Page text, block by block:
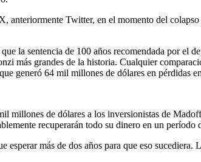
la sentencia de 100 años recomendada por el
más grandes de la historia. Cualquier
generó 64 mil millones de dólares en pérdidas
millones de dólares a los inversionistas de
recuperarán todo su dinero en un período
más de dos años para que eso sucediera.